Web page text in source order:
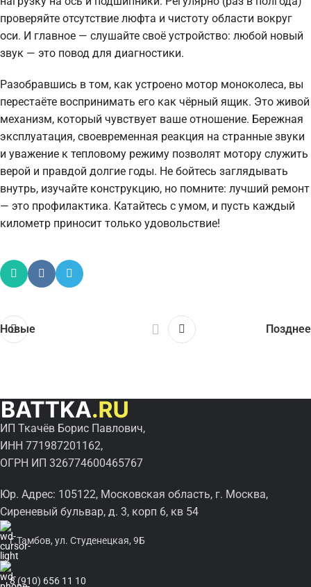
проверяйте отсутствие люфта и чистоту области вокруг
оси. И главное — слушайте своё устройство: любой новый
звук — это повод для диагностики.
Разобравшись в том, как устроено мотор моноколеса, вы
перестаёте воспринимать его как чёрный ящик. Это живой
механизм, который чувствует ваше отношение. Бережная
эксплуатация, своевременная реакция на странные звуки
и уважение к тепловому режиму позволят мотору служить
верой и правдой долгие годы. Не бойтесь заглядывать
внутрь, изучайте конструкцию, но помните: лучший ремонт
— это профилактика. Катайтесь с умом, и пусть каждый
километр приносит только удовольствие!
Новые Позднее
ИП Ткачёв Борис Павлович,
ИНН 771987201162,
ОГРН ИП 326774600465767
Юр. Адрес: 105122, Московская область, г. Москва,
Сиреневый бульвар, д. 3, корп 6, кв 54
г.Тамбов, ул. Студенецкая, 9Б
8 (910) 656 11 10